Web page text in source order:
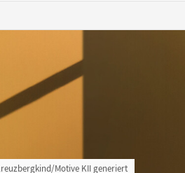
Motive KII generiert